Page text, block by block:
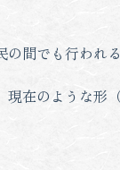
間でも行われ
在のような形